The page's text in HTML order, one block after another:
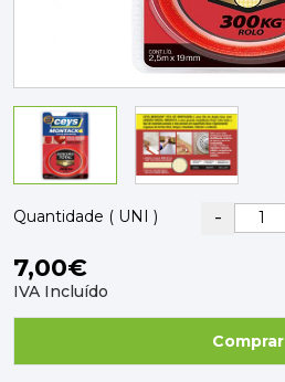
TINTAS, DROGAS E LIMPEZA
DYRUP
SKIL
Quantidade ( UNI ) -
7,00€
IVA Incluído
Comprar